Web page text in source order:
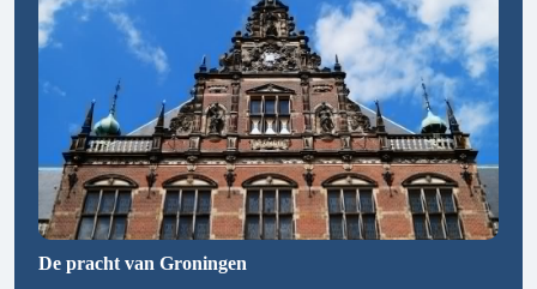
De pracht van Groningen